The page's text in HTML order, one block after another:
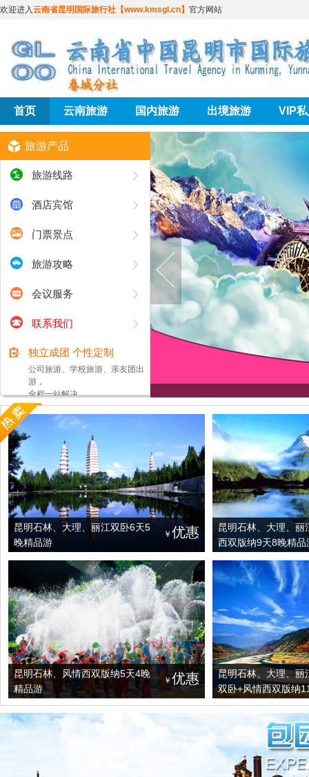
欢迎进入云南省昆明国际旅行社【www.kmsgl.cn】 官方网站
首页 云南旅游 国内旅游 出境旅游 VIP
旅游产品
旅游线路
酒店宾馆
门票景点
旅游攻略
会议服务
联系我们
独立成团 个性定制
公司旅游、学校旅游、亲友团出
游，
全程一站解决。
昆明石林、大理、丽江双卧6天5
晚精品游
￥ 优惠
昆明石林、大理、丽
西双版纳9天8晚精品
昆明石林、风情西双版纳5天4晚
精品游
￥优惠
昆明石林、大理、丽
双卧+风情西双版纳